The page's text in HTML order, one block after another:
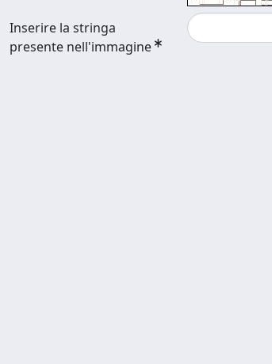
Inserire la stringa
presente nell'immagine